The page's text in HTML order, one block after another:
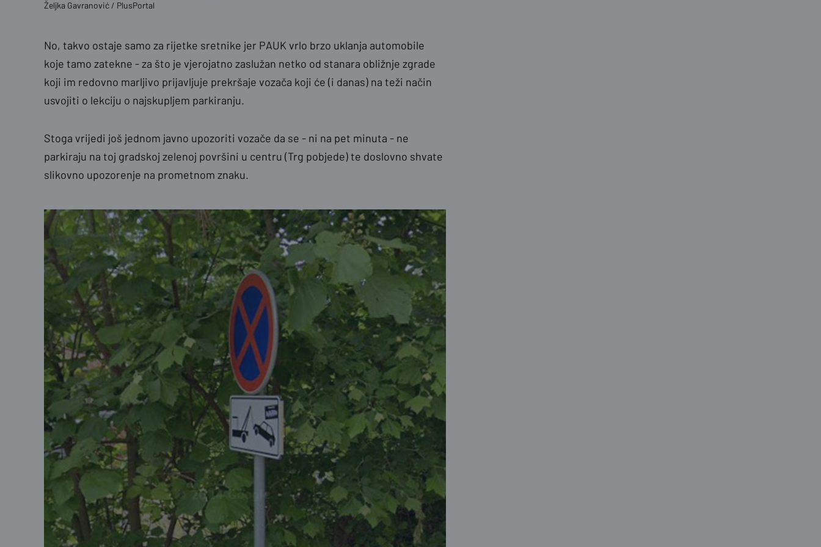
Željka Gavranović / PlusPortal
No, takvo ostaje samo za rijetke sretnike jer PAUK vrlo brzo uklanja automobile
koje tamo zatekne - za što je vjerojatno zaslužan netko od stanara obližnje zgrade
koji im redovno marljivo prijavljuje prekršaje vozača koji će (i danas) na teži način
usvojiti o lekciju o najskupljem parkiranju.
Stoga vrijedi još jednom javno upozoriti vozače da se - ni na pet minuta - ne
parkiraju na toj gradskoj zelenoj površini u centru (Trg pobjede) te doslovno shvate
slikovno upozorenje na prometnom znaku.